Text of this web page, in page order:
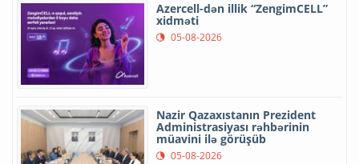
Azercell-dən illik “ZengimCELL”
xidməti
05-08-2026
Nazir Qazaxıstanın Prezident
Administrasiyası rəhbərinin
müavini ilə görüşüb
05-08-2026